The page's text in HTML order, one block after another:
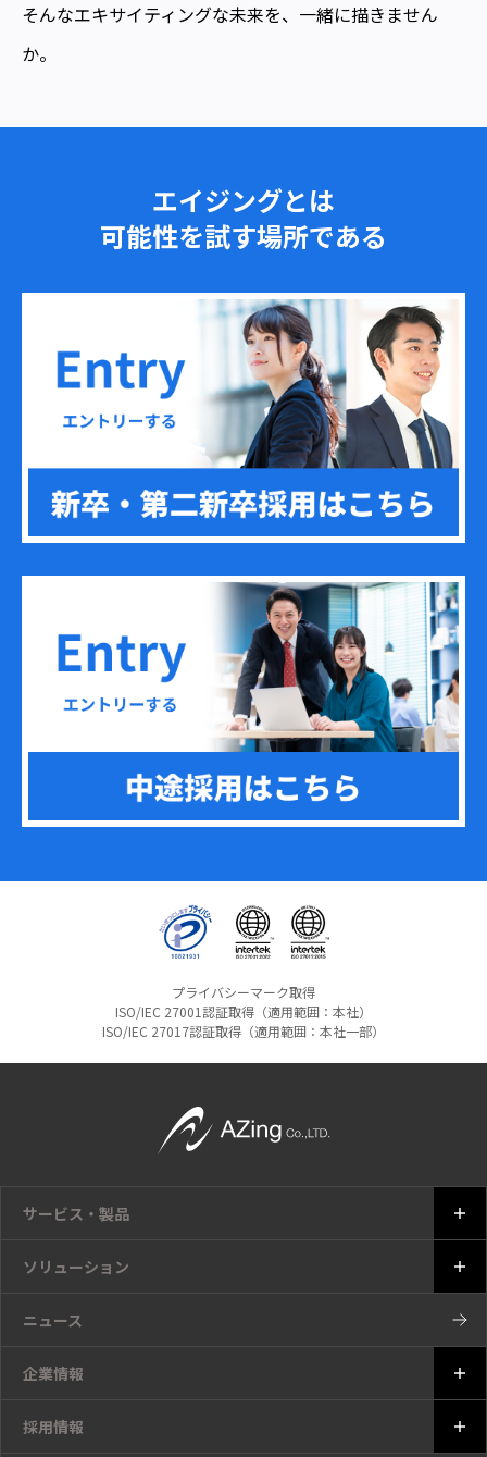
そんなエキサイティングな未来を、一緒に描きません
か。
エイジングとは
可能性を試す場所である
プライバシーマーク取得
ISO/IEC 27001認証取得（適用範囲：本社）
ISO/IEC 27017認証取得（適用範囲：本社一部）
サービス・製品
ソリューション
ニュース
企業情報
採用情報